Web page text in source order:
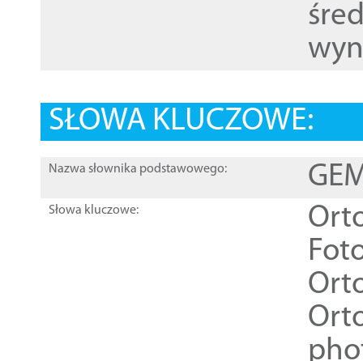
SŁOWA KLUCZOWE:
Nazwa słownika podstawowego:
Słowa kluczowe: